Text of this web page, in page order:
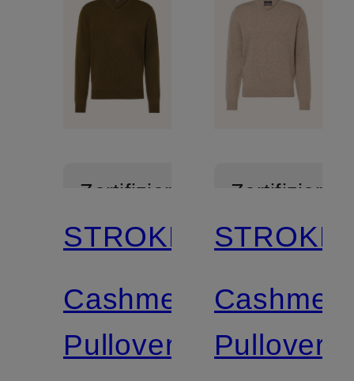
Zertifiziert
STROKESMAN'S
Cashmere-
Pullover
Zertifiziert
Pullover